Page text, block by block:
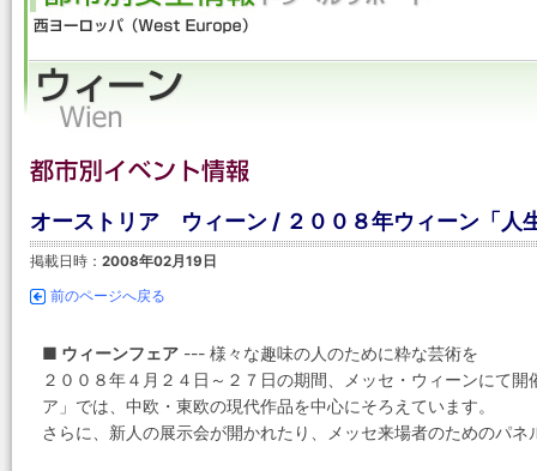
オーストリア ウィーン / ２００８年ウィーン「人
掲載日時： 2008年02月19日
前のページへ戻る
■ ウィーンフェア --- 様々な趣味の人のために粋な芸術を
２００８年４月２４日～２７日の期間、メッセ・ウィーンにて
ア」では、中欧・東欧の現代作品を中心にそろえています。
さらに、新人の展示会が開かれたり、メッセ来場者のためのパ